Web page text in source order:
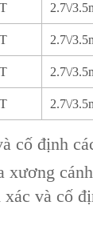
T 2.7\/
T 2.7\/
T 2.7\/
T 2.7\/
cố định
và cố